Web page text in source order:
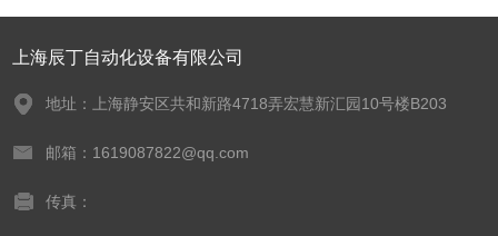
上海辰丁自动化设备有限公司
地址：上海静安区共和新路4718弄宏慧新汇园10号楼B203
邮箱：1619087822@qq.com
传真：